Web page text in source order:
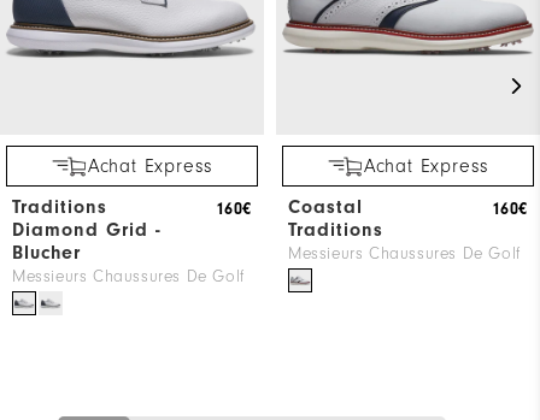
Achat Express
Traditions
Diamond Grid -
Blucher
Messieurs Chaussures De Golf
160€
Achat Express
Coastal
Traditions
Messieurs Chaussures De Golf
160€